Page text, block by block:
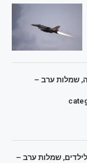
שמלות ערב –
שמלות ערב –